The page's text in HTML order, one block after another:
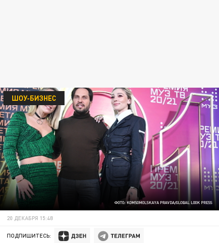
ФОТО: KOMSOMOLSKAYA PRAVDA/GLOBAL LOOK PRESS
ШОУ-БИЗНЕС
20 ДЕКАБРЯ 15:48
ПОДПИШИТЕСЬ: